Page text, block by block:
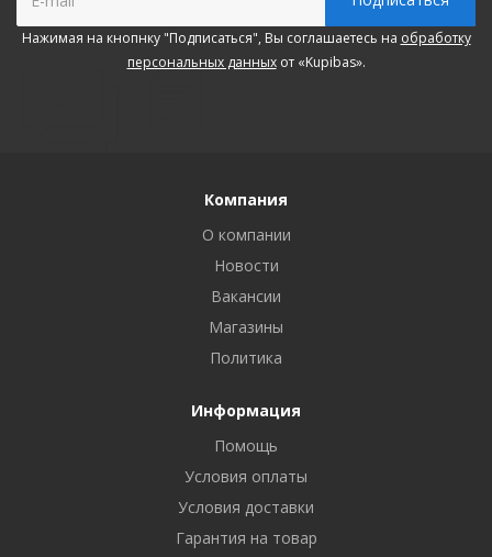
Нажимая на кнопнку "Подписаться", Вы соглашаетесь на обработку
персональных данныхот «Kupibas».
Компания
О компании
Новости
Вакансии
Магазины
Политика
Информация
Помощь
Условия оплаты
Условия доставки
Гарантия на товар